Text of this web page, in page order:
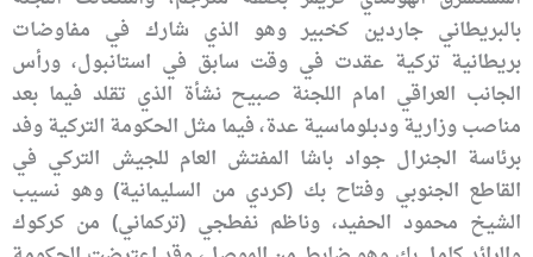
بالبريطاني جاردين كخبير وهو الذي شارك في مفاوضات
بريطانية تركية عقدت في وقت سابق في استانبول، ورأس
الجانب العراقي امام اللجنة صبيح نشأة الذي تقلد فيما بعد
مناصب وزارية ودبلوماسية عدة، فيما مثل الحكومة التركية وفد
برئاسة الجنرال جواد باشا المفتش العام للجيش التركي في
القاطع الجنوبي وفتاح بك (كردي من السليمانية) وهو نسيب
الشيخ محمود الحفيد، وناظم نفطجي (تركماني) من كركوك